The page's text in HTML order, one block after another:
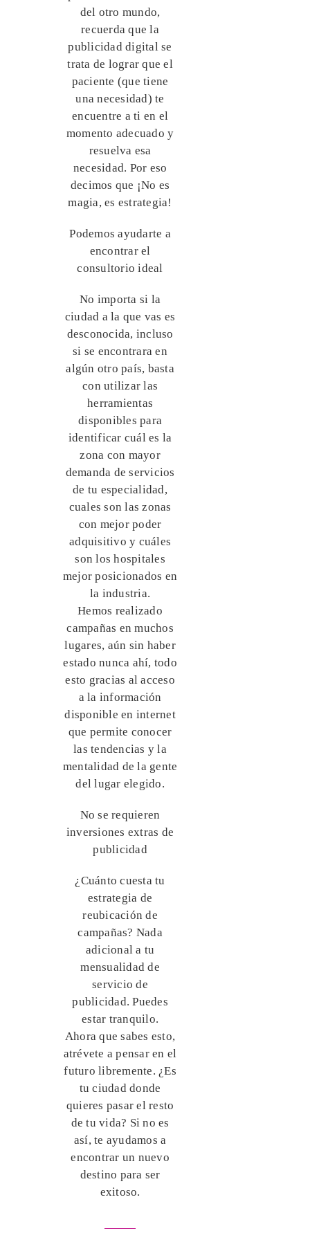
del otro mundo,
recuerda que la
publicidad digital se
trata de lograr que el
paciente (que tiene
una necesidad) te
encuentre a ti en el
momento adecuado y
resuelva esa
necesidad. Por eso
decimos que ¡No es
magia, es estrategia!
Podemos ayudarte a
encontrar el
consultorio ideal
No importa si la
ciudad a la que vas es
desconocida, incluso
si se encontrara en
algún otro país, basta
con utilizar las
herramientas
disponibles para
identificar cuál es la
zona con mayor
demanda de servicios
de tu especialidad,
cuales son las zonas
con mejor poder
adquisitivo y cuáles
son los hospitales
mejor posicionados en
la industria.
Hemos realizado
campañas en muchos
lugares, aún sin haber
estado nunca ahí, todo
esto gracias al acceso
a la información
disponible en internet
que permite conocer
las tendencias y la
mentalidad de la gente
del lugar elegido.
No se requieren
inversiones extras de
publicidad
¿Cuánto cuesta tu
estrategia de
reubicación de
campañas? Nada
adicional a tu
mensualidad de
servicio de
publicidad. Puedes
estar tranquilo.
Ahora que sabes esto,
atrévete a pensar en el
futuro libremente. ¿Es
tu ciudad donde
quieres pasar el resto
de tu vida? Si no es
así, te ayudamos a
encontrar un nuevo
destino para ser
exitoso.